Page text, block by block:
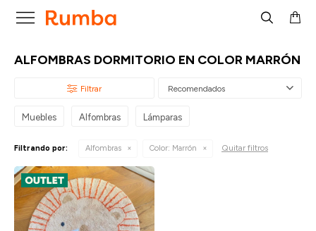

ALFOMBRAS DORMITORIO EN COLOR MARRÓN
Recomendados
Muebles Alfombras Lámparas
Filtrando por: Alfombras Color: Marrón Quitar filtros